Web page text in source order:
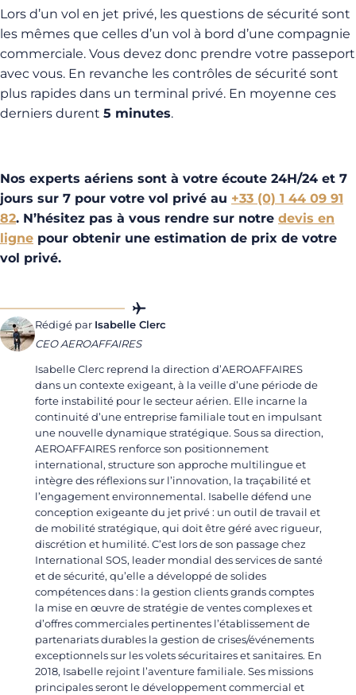
Lors d’un vol en jet privé, les questions de sécurité sont
les mêmes que celles d’un vol à bord d’une compagnie
commerciale. Vous devez donc prendre votre passeport
avec vous. En revanche les contrôles de sécurité sont
plus rapides dans un terminal privé. En moyenne ces
derniers durent 5 minutes.
Nos experts aériens sont à votre écoute 24H/24 et 7
jours sur 7 pour votre vol privé au +33 (0) 1 44 09 91
82. N’hésitez pas à vous rendre sur notre devis en
ligne pour obtenir une estimation de prix de votre
vol privé.
Rédigé par Isabelle Clerc
CEO AEROAFFAIRES
Isabelle Clerc reprend la direction d’AEROAFFAIRES
dans un contexte exigeant, à la veille d’une période de
forte instabilité pour le secteur aérien. Elle incarne la
continuité d’une entreprise familiale tout en impulsant
une nouvelle dynamique stratégique. Sous sa direction,
AEROAFFAIRES renforce son positionnement
international, structure son approche multilingue et
intègre des réflexions sur l’innovation, la traçabilité et
l’engagement environnemental. Isabelle défend une
conception exigeante du jet privé : un outil de travail et
de mobilité stratégique, qui doit être géré avec rigueur,
discrétion et humilité. C’est lors de son passage chez
International SOS, leader mondial des services de santé
et de sécurité, qu’elle a développé de solides
compétences dans : la gestion clients grands comptes
la mise en œuvre de stratégie de ventes complexes et
d’offres commerciales pertinentes l’établissement de
partenariats durables la gestion de crises/événements
exceptionnels sur les volets sécuritaires et sanitaires. En
2018, Isabelle rejoint l’aventure familiale. Ses missions
principales seront le développement commercial et